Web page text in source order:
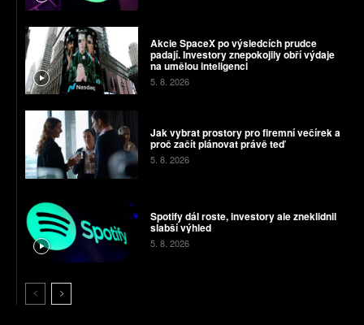
Akcie SpaceX po výsledcích prudce
padají. Investory znepokojily obří výdaje
na umělou inteligenci
5. 8. 2026
Jak vybrat prostory pro firemní večírek a
proč začít plánovat právě teď
5. 8. 2026
Spotify dál roste, investory ale zneklidnil
slabší výhled
5. 8. 2026